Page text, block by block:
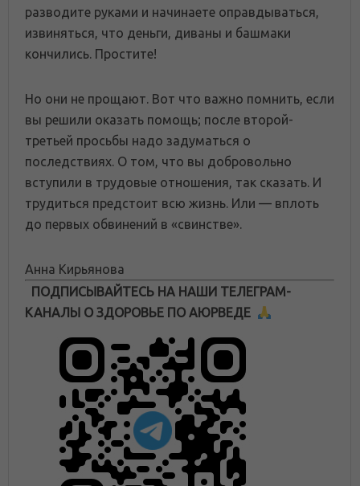
разводите руками и начинаете оправдываться,
извиняться, что деньги, диваны и башмаки
кончились. Простите!
Но они не прощают. Вот что важно помнить, если
вы решили оказать помощь; после второй-
третьей просьбы надо задуматься о
последствиях. О том, что вы добровольно
вступили в трудовые отношения, так сказать. И
трудиться предстоит всю жизнь. Или — вплоть
до первых обвинений в «свинстве».
Анна Кирьянова
ПОДПИСЫВАЙТЕСЬ НА НАШИ ТЕЛЕГРАМ-
КАНАЛЫ О ЗДОРОВЬЕ ПО АЮРВЕДЕ